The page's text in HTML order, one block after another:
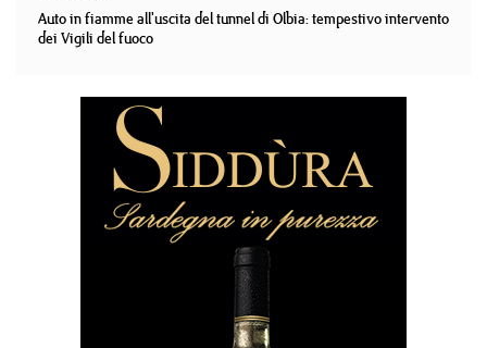
Auto in fiamme all'uscita del tunnel di Olbia: tempestivo intervento
dei Vigili del fuoco